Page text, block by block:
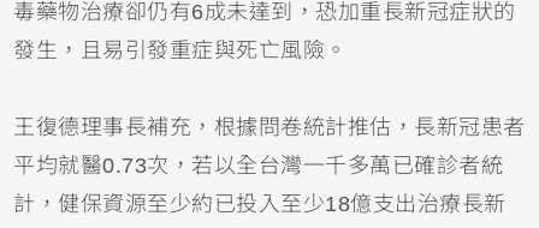
毒藥物治療卻仍有6成未達到，恐加重長新冠症狀的
發生，且易引發重症與死亡風險。
王復德理事長補充，根據問卷統計推估，長新冠患者
平均就醫0.73次，若以全台灣一千多萬已確診者統
計，健保資源至少約已投入至少18億支出治療長新